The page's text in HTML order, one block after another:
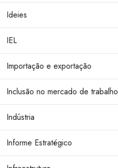
Ideies
IEL
Importação e exportação
Inclusão no mercado de trabalho
Indústria
Informe Estratégico